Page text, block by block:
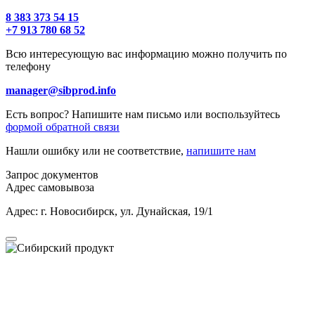
8 383 373 54 15
+7 913 780 68 52
Всю интересующую вас информацию можно получить по
телефону
manager@sibprod.info
Есть вопрос? Напишите нам письмо или воспользуйтесь
формой обратной связи
Нашли ошибку или не соответствие, напишите нам
Запрос документов
Адрес самовывоза
Адрес: г. Новосибирск, ул. Дунайская, 19/1